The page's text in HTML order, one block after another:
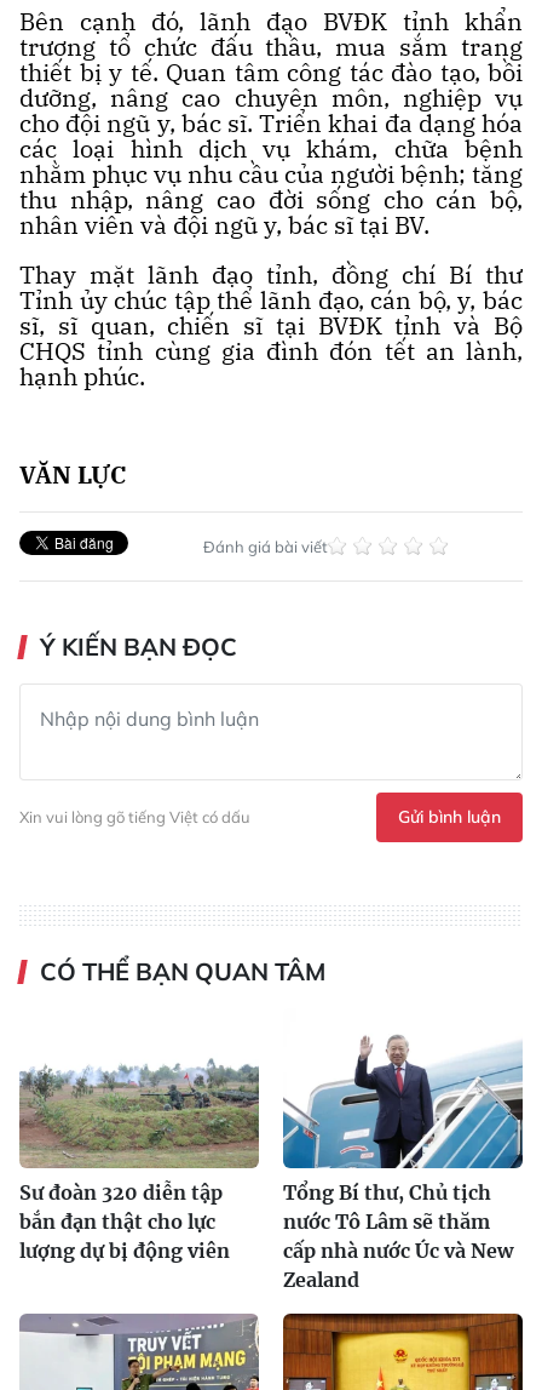
Bên cạnh đó, lãnh đạo BVĐK tỉnh khẩn
trương tổ chức đấu thầu, mua sắm trang
thiết bị y tế. Quan tâm công tác đào tạo, bồi
dưỡng, nâng cao chuyên môn, nghiệp vụ
cho đội ngũ y, bác sĩ. Triển khai đa dạng hóa
các loại hình dịch vụ khám, chữa bệnh
nhằm phục vụ nhu cầu của người bệnh; tăng
thu nhập, nâng cao đời sống cho cán bộ,
nhân viên và đội ngũ y, bác sĩ tại BV.
Thay mặt lãnh đạo tỉnh, đồng chí Bí thư
Tỉnh ủy chúc tập thể lãnh đạo, cán bộ, y, bác
sĩ, sĩ quan, chiến sĩ tại BVĐK tỉnh và Bộ
CHQS tỉnh cùng gia đình đón tết an lành,
hạnh phúc.
VĂN LỰC
Đánh giá bài viết
Ý KIẾN BẠN ĐỌC
Xin vui lòng gõ tiếng Việt có dấu Gửi bình luận
CÓ THỂ BẠN QUAN TÂM
Sư đoàn 320 diễn tập
bắn đạn thật cho lực
lượng dự bị động viên
Tổng Bí thư, Chủ tịch
nước Tô Lâm sẽ thăm
cấp nhà nước Úc và New
Zealand